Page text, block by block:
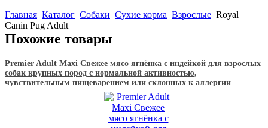
Главная Каталог Собаки Сухие корма Взрослые Royal
Canin Pug Adult
Похожие товары
Premier Adult Maxi Свежее мясо ягнёнка с индейкой для взрослых
собак крупных пород с нормальной активностью,
чувствительным пищеварением или склонных к аллергии